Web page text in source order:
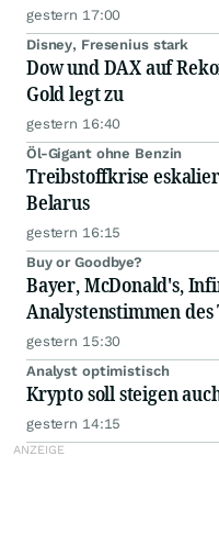
gestern 17:00
Disney, Fresenius stark
Dow und DAX auf
Gold legt zu
gestern 16:40
Öl-Gigant ohne Benzin
Treibstoffkrise
Belarus
gestern 16:15
Buy or Goodbye?
Bayer, McDonald's,
Analystenstimmen des
gestern 15:30
Analyst optimistisch
Krypto soll steigen
gestern 14:15